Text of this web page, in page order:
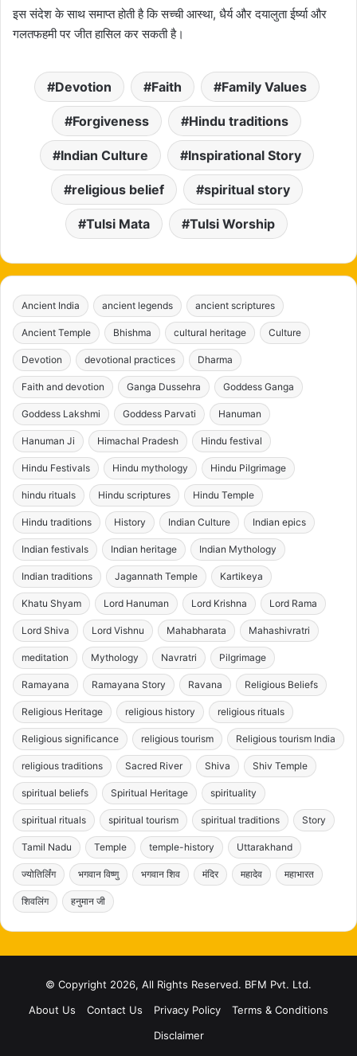
इस संदेश के साथ समाप्त होती है कि सच्ची आस्था, धैर्य और दयालुता ईर्ष्या और
गलतफहमी पर जीत हासिल कर सकती है।
Devotion Faith Family Values
Forgiveness Hindu traditions
Indian Culture Inspirational Story
religious belief spiritual story
Tulsi Mata Tulsi Worship
Ancient India ancient legends ancient scriptures
Ancient Temple Bhishma cultural heritage Culture
Devotion devotional practices Dharma
Faith and devotion Ganga Dussehra Goddess Ganga
Goddess Lakshmi Goddess Parvati Hanuman
Hanuman Ji Himachal Pradesh Hindu festival
Hindu Festivals Hindu mythology Hindu Pilgrimage
hindu rituals Hindu scriptures Hindu Temple
Hindu traditions History Indian Culture Indian epics
Indian festivals Indian heritage Indian Mythology
Indian traditions Jagannath Temple Kartikeya
Khatu Shyam Lord Hanuman Lord Krishna Lord Rama
Lord Shiva Lord Vishnu Mahabharata Mahashivratri
meditation Mythology Navratri Pilgrimage
Ramayana Ramayana Story Ravana Religious Beliefs
Religious Heritage religious history religious rituals
Religious significance religious tourism Religious tourism India
religious traditions Sacred River Shiva Shiv Temple
spiritual beliefs Spiritual Heritage spirituality
spiritual rituals spiritual tourism spiritual traditions Story
Tamil Nadu Temple temple-history Uttarakhand
ज्योतिर्लिंग भगवान विष्णु भगवान शिव मंदिर महादेव महाभारत
शिवलिंग हनुमान जी
© Copyright 2026, All Rights Reserved. BFM Pvt. Ltd.
About Us
Contact Us Privacy Policy
Terms & Conditions
Disclaimer